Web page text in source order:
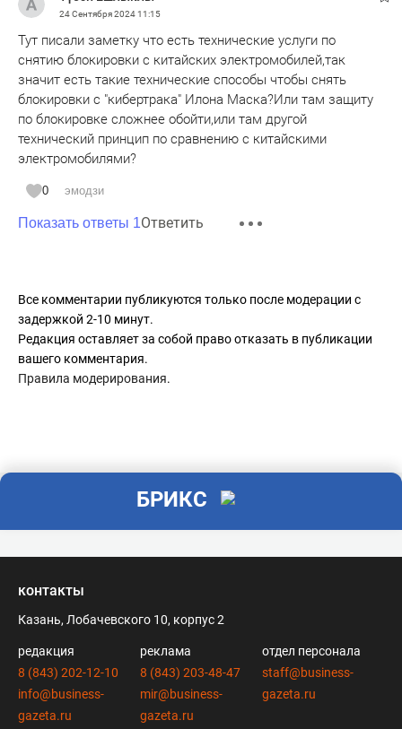
24 Сентября 202411:15
Тут писали заметку что есть технические услуги по
снятию блокировки с китайских электромобилей,так
значит есть такие технические способы чтобы снять
блокировки с "кибертрака" Илона Маска?Или там защиту
по блокировке сложнее обойти,или там другой
технический принцип по сравнению с китайскими
электромобилями?
0 эмодзи
Показать ответы 1Ответить
Все комментарии публикуются только после модерации с
задержкой 2-10 минут.
Редакция оставляет за собой право отказать в публикации
вашего комментария.
Правила модерирования.
БРИКС
контакты
Казань, Лобачевского 10, корпус 2
редакция
8 (843) 202-12-10
info@business-
gazeta.ru
реклама
8 (843) 203-48-47
mir@business-
gazeta.ru
отдел персонала
staff@business-
gazeta.ru